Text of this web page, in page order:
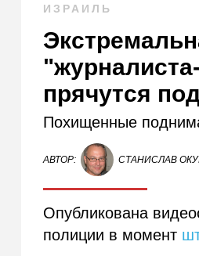
ИЗРАИЛЬ
прячутся
Похищенные
АВТОР: СТАНИСЛАВ
Опубликована
полиции в момент